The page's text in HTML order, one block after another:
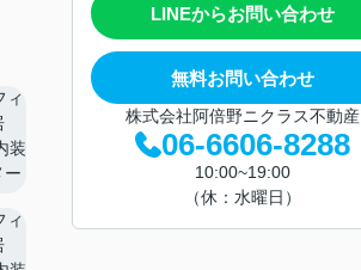
LINEからお問い合わせ
無料お問い合わせ
株式会社阿倍野ニクラス不動産
06-6606-8288
10:00~19:00
（休：水曜日）